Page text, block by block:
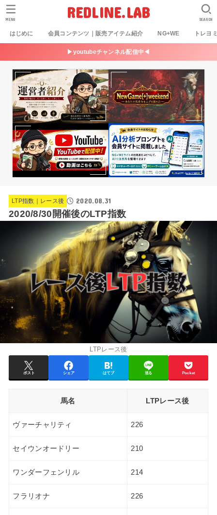
REDLINE.LAB
はじめに 会員コンテンツ｜販売アイテム紹介 NG+WE トレヨ
SEARCH
MENU
▶youtubeチャンネル配信中◀
LTP指数｜レース後 2020.08.31
2020/8/30開催後のLTP指数
LTPレース後
ポスト シェア はてブ 送る Pocket
馬名 LTPレース後
ヴァーチャリティ 226
セイウンオードリー 210
ワンダーフェンリル 214
フラリオナ 226